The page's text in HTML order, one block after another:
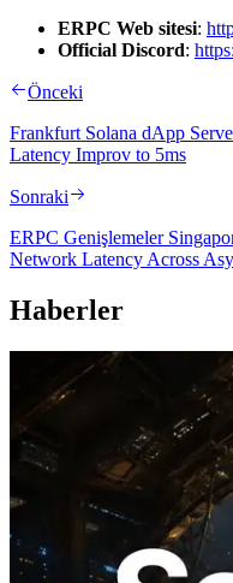
ERPC Web sitesi:
Official Discord:
Önceki
Frankfurt Solana dApp
Latency Improv to 5ms
Sonraki
ERPC Genişlemeler
Network Latency Across
Haberler